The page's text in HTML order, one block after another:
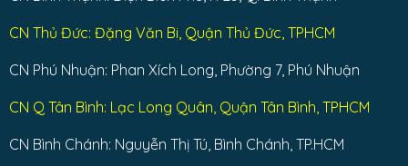
CN Thủ Đức: Đặng Văn Bi, Quận Thủ Đức, TPHCM
CN Phú Nhuận: Phan Xích Long, Phường 7, Phú Nhuận
CN Q Tân Bình: Lạc Long Quân, Quận Tân Bình, TPHCM
CN Bình Chánh: Nguyễn Thị Tú, Bình Chánh, TP.HCM